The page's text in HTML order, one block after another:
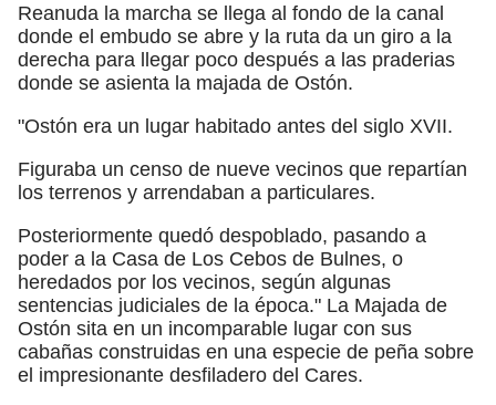
Reanuda la marcha se llega al fondo de la canal
donde el embudo se abre y la ruta da un giro a la
derecha para llegar poco después a las praderias
donde se asienta la majada de Ostón.
"Ostón era un lugar habitado antes del siglo XVII.
Figuraba un censo de nueve vecinos que repartían
los terrenos y arrendaban a particulares.
Posteriormente quedó despoblado, pasando a
poder a la Casa de Los Cebos de Bulnes, o
heredados por los vecinos, según algunas
sentencias judiciales de la época." La Majada de
Ostón sita en un incomparable lugar con sus
cabañas construidas en una especie de peña sobre
el impresionante desfiladero del Cares.